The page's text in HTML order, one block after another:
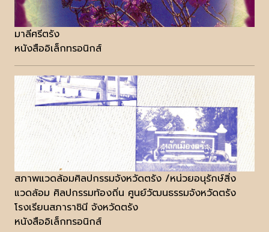
มาลีศรีตรัง
หนังสืออิเล็กทรอนิกส์
สภาพแวดล้อมศิลปกรรมจังหวัดตรัง /หน่วยอนุรักษ์สิ่ง
แวดล้อม ศิลปกรรมท้องถิ่น ศูนย์วัฒนธรรมจังหวัดตรัง
โรงเรียนสภาราชินี จังหวัดตรัง
หนังสืออิเล็กทรอนิกส์